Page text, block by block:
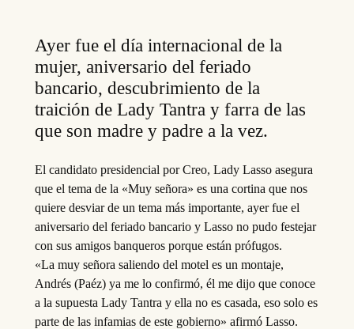
Ayer fue el día internacional de la
mujer, aniversario del feriado
bancario, descubrimiento de la
traición de Lady Tantra y farra de las
que son madre y padre a la vez.
El candidato presidencial por Creo, Lady Lasso asegura
que el tema de la «Muy señora» es una cortina que nos
quiere desviar de un tema más importante, ayer fue el
aniversario del feriado bancario y Lasso no pudo festejar
con sus amigos banqueros porque están prófugos.
«La muy señora saliendo del motel es un montaje,
Andrés (Paéz) ya me lo confirmó, él me dijo que conoce
a la supuesta Lady Tantra y ella no es casada, eso solo es
parte de las infamias de este gobierno» afirmó Lasso.